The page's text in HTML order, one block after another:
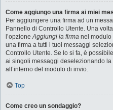
Come aggiungo una firma ai miei
Per aggiungere una firma ad un
Pannello di Controllo Utente. Una
l’opzioneAggiungi la firma nel modulo
una firma a tutti i tuoi messaggi
Controllo Utente. Se lo si fa, è
ai singoli messaggi deselezionando
all’interno del modulo di invio.
Top
Come creo un sondaggio?